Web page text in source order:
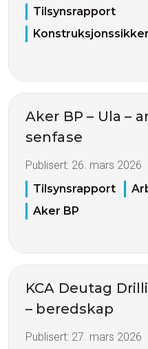
Tilsynsrapport
Aker BP – Ula –
senfase
Publisert: 26. mars 2026
Tilsynsrapport
Aker BP
KCA Deutag
– beredskap
Publisert: 27. mars 2026